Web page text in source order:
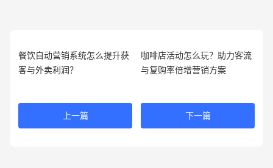
餐饮自动营销系统怎么提升获
客与外卖利润？
上一篇
咖啡店活动怎么玩？助力客流
与复购率倍增营销方案
下一篇